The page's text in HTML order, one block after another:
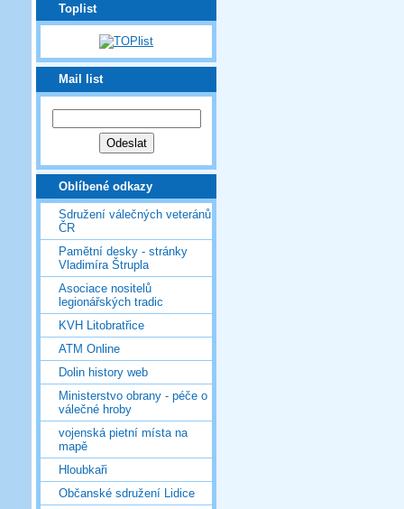
Toplist
Mail list
Oblíbené odkazy
Sdružení válečných veteránů
ČR
Pamětní desky - stránky
Vladimíra Štrupla
Asociace nositelů
legionářských tradic
KVH Litobratřice
ATM Online
Dolin history web
Ministerstvo obrany - péče o
válečné hroby
vojenská pietní místa na
mapě
Hloubkaři
Občanské sdružení Lidice